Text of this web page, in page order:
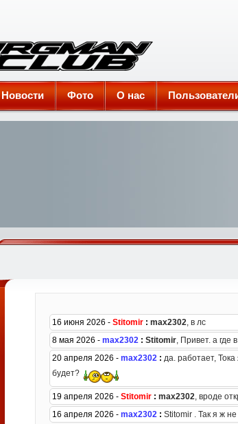
Новости Фото О нас